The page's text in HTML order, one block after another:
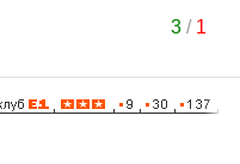
3/ 1